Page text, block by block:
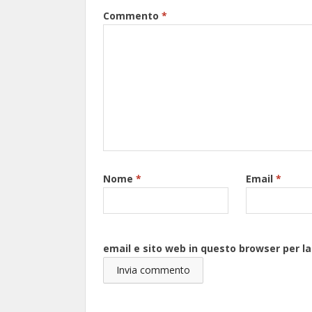
Commento *
Nome * Email *
email e sito web in questo browser per